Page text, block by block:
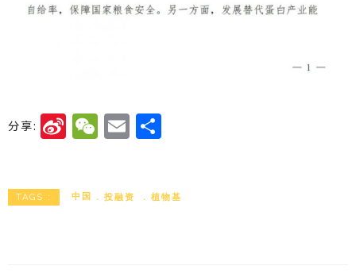
分享: Si
W
W
h
E
l
TAGS : 中国 投融资 植物基